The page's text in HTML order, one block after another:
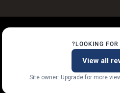
LOOKING FOR
View all
Site owner: Upgrade for more